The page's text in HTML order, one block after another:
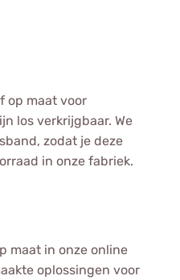
op maat voor
los verkrijgbaar. We
zodat je deze
in onze fabriek.
maat in onze online
oplossingen voor